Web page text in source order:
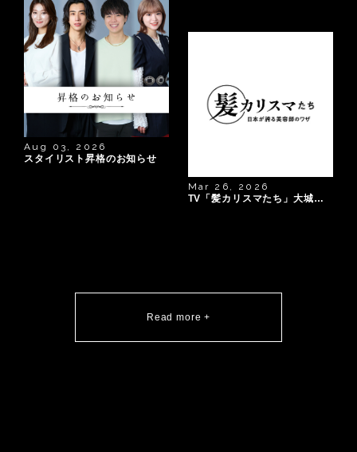
Aug 03, 2026
スタイリスト昇格のお知らせ
Mar 26, 2026
TV「髪カリスマたち」大城ちはる出演
Read more +